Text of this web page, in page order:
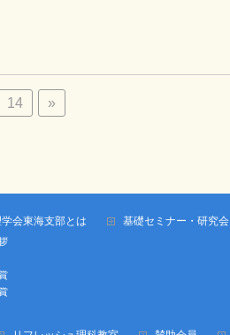
14 »
会東海支部とは 基礎セミナー・研究会